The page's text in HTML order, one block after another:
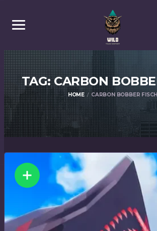
TAG: CARBON
HOME CARBON BOBBER FISCH